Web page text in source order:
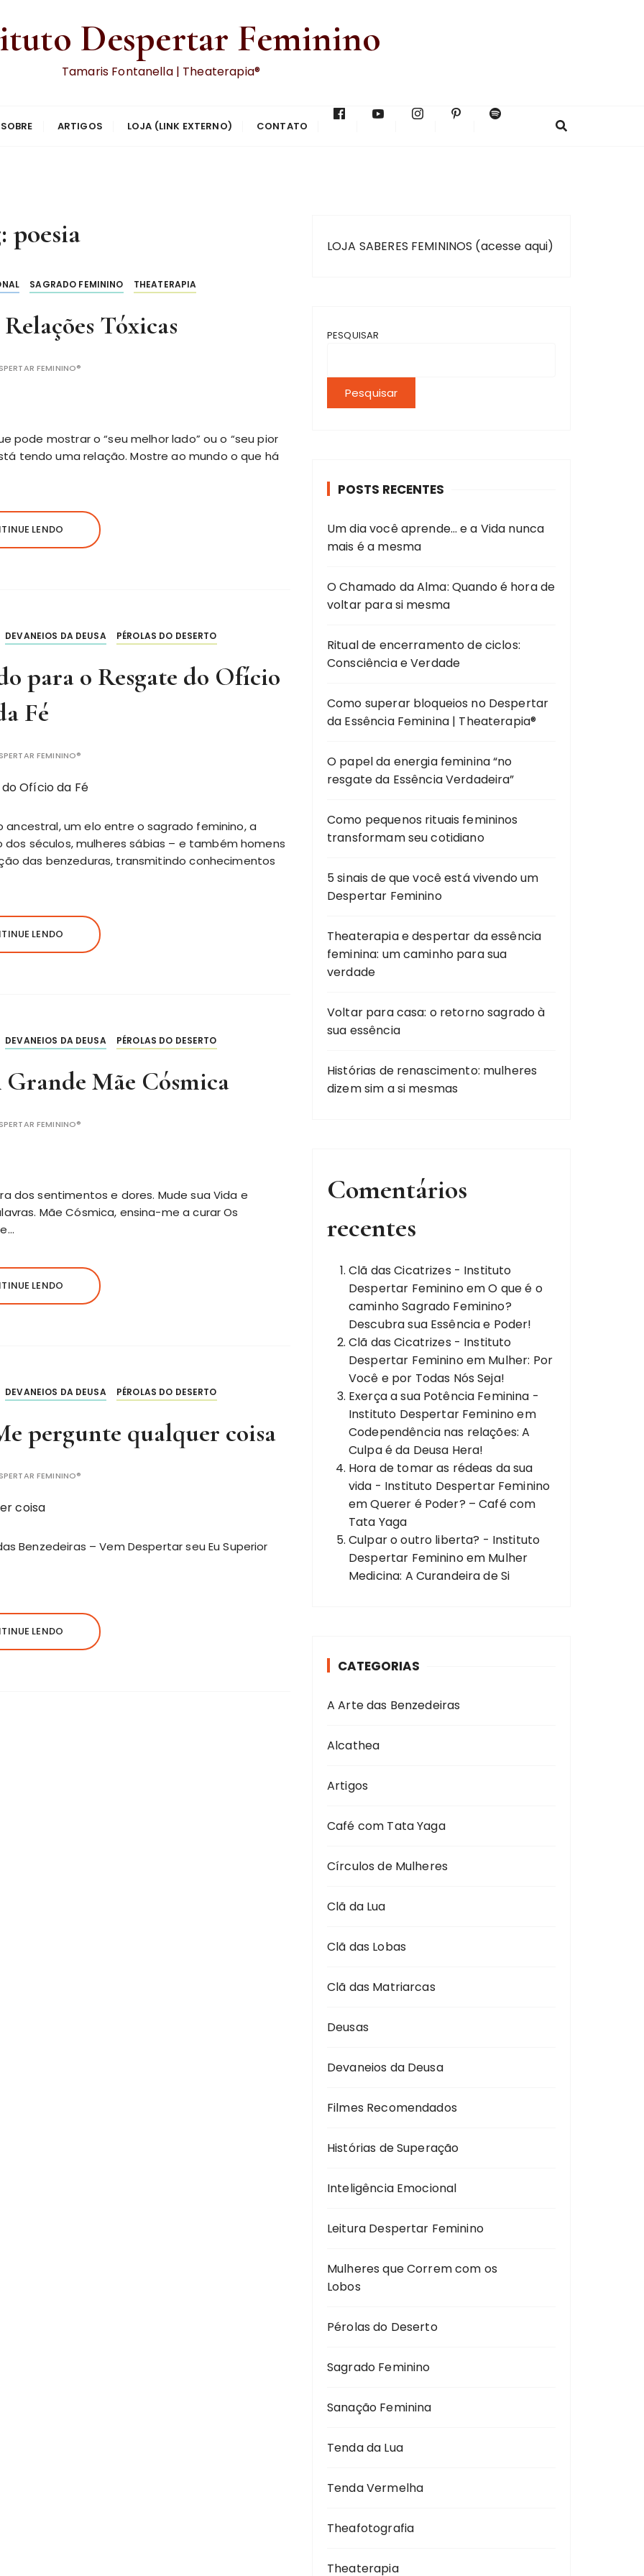
Despertar Feminino
Tamaris Fontanella | Theaterapia®
SOBRE ARTIGOS LOJA (LINK EXTERNO) CONTATO
poesia
SAGRADO FEMININO THEATERAPIA
Tóxicas
FEMININO®
pode mostrar o “seu melhor lado” ou o “seu pior
tendo uma relação. Mostre ao mundo o que há
LENDO
DEVANEIOS DA DEUSA PÉROLAS DO DESERTO
para o Resgate do Ofício
Fé
FEMININO®
um elo entre o sagrado feminino, a
séculos, mulheres sábias – e também homens
das benzeduras, transmitindo conhecimentos
LENDO
DEVANEIOS DA DEUSA PÉROLAS DO DESERTO
Mãe Cósmica
FEMININO®
dos sentimentos e dores. Mude sua Vida e
Mãe Cósmica, ensina-me a curar Os
LENDO
DEVANEIOS DA DEUSA PÉROLAS DO DESERTO
pergunte qualquer coisa
FEMININO®
Benzedeiras – Vem Despertar seu Eu Superior
LENDO
LOJA SABERES FEMININOS (acesse aqui)
PESQUISAR
Pesquisar
POSTS RECENTES
Um dia você aprende… e a Vida nunca
mais é a mesma
O Chamado da Alma: Quando é hora de
voltar para si mesma
Ritual de encerramento de ciclos:
Consciência e Verdade
Como superar bloqueios no Despertar
da Essência Feminina | Theaterapia®
O papel da energia feminina “no
resgate da Essência Verdadeira”
Como pequenos rituais femininos
transformam seu cotidiano
5 sinais de que você está vivendo um
Despertar Feminino
Theaterapia e despertar da essência
feminina: um caminho para sua
verdade
Voltar para casa: o retorno sagrado à
sua essência
Histórias de renascimento: mulheres
dizem sim a si mesmas
Comentários
recentes
Clã das Cicatrizes - Instituto
Despertar FemininoemO que é o
caminho Sagrado Feminino?
Descubra sua Essência e Poder!
Clã das Cicatrizes - Instituto
Despertar Femininoem Mulher: Por
Você e por Todas Nós Seja!
Exerça a sua Potência Feminina -
Instituto Despertar Femininoem
Codependência nas relações: A
Culpa é da Deusa Hera!
Hora de tomar as rédeas da sua
vida - Instituto Despertar Feminino
emQuerer é Poder? – Café com
Tata Yaga
Culpar o outro liberta? - Instituto
Despertar Femininoem Mulher
Medicina: A Curandeira de Si
CATEGORIAS
A Arte das Benzedeiras
Alcathea
Artigos
Café com Tata Yaga
Círculos de Mulheres
Clã da Lua
Clã das Lobas
Clã das Matriarcas
Deusas
Devaneios da Deusa
Filmes Recomendados
Histórias de Superação
Inteligência Emocional
Leitura Despertar Feminino
Mulheres que Correm com os
Lobos
Pérolas do Deserto
Sagrado Feminino
Sanação Feminina
Tenda da Lua
Tenda Vermelha
Theafotografia
Theaterapia